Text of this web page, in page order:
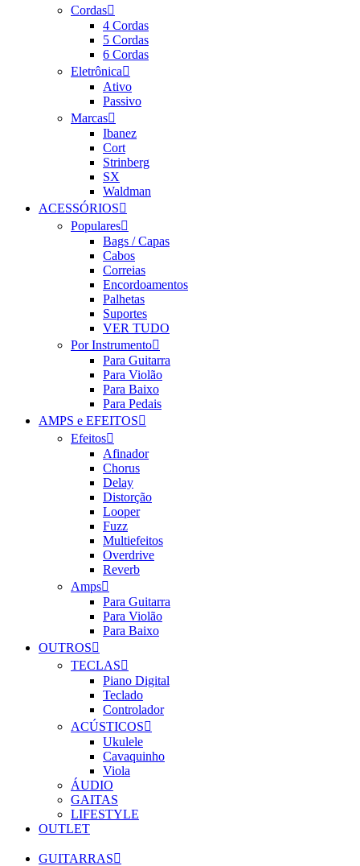
Cordas
4 Cordas
5 Cordas
6 Cordas
Eletrônica
Ativo
Passivo
Marcas
Ibanez
Cort
Strinberg
SX
Waldman
ACESSÓRIOS
Populares
Bags / Capas
Cabos
Correias
Encordoamentos
Palhetas
Suportes
VER TUDO
Por Instrumento
Para Guitarra
Para Violão
Para Baixo
Para Pedais
AMPS e EFEITOS
Efeitos
Afinador
Chorus
Delay
Distorção
Looper
Fuzz
Multiefeitos
Overdrive
Reverb
Amps
Para Guitarra
Para Violão
Para Baixo
OUTROS
TECLAS
Piano Digital
Teclado
Controlador
ACÚSTICOS
Ukulele
Cavaquinho
Viola
ÁUDIO
GAITAS
LIFESTYLE
OUTLET
GUITARRAS